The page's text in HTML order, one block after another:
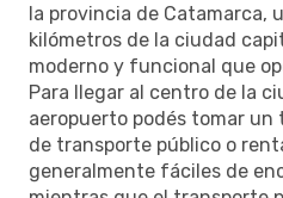
la provincia de Catamarca,
kilómetros de la ciudad
moderno y funcional que
Para llegar al centro de la
aeropuerto podés tomar
de transporte público o
generalmente fáciles de